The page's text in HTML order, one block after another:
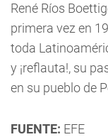
René Ríos
primera vez en
toda
y ¡reflauta!, su
en su pueblo de
FUENTE: EFE